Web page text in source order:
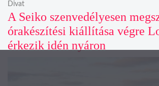
A Seiko szenvedélyesen
órakészítési kiállítása végre
érkezik idén nyáron
Divat